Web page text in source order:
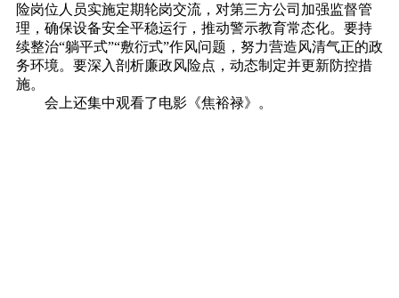
险岗位人员实施定期轮岗交流，对第三方公司加强监督管
理，确保设备安全平稳运行，推动警示教育常态化。要持
续整治“躺平式”“敷衍式”作风问题，努力营造风清气正的政
务环境。要深入剖析廉政风险点，动态制定并更新防控措
施。
会上还集中观看了电影《焦裕禄》。